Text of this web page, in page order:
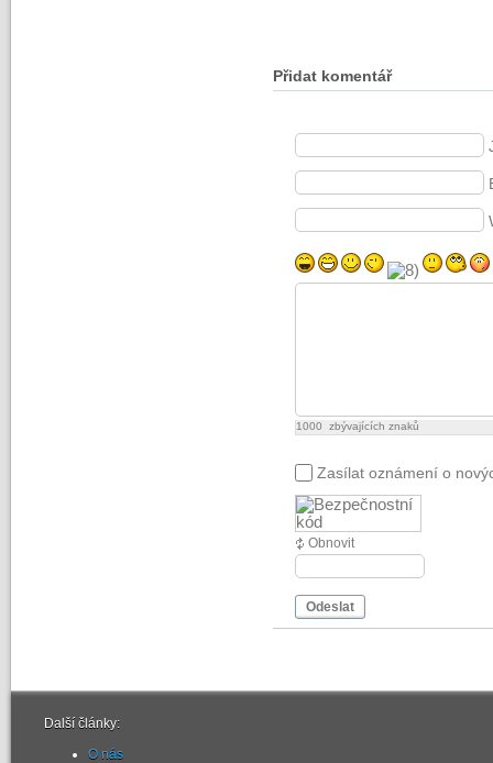
Přidat komentář
1000 zbývajících znaků
Zasílat oznámení o
Obnovit
Odeslat
Další články:
O nás